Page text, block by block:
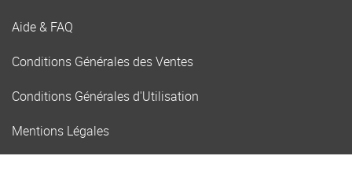
Aide & FAQ
Conditions Générales des Ventes
Conditions Générales d'Utilisation
Mentions Légales